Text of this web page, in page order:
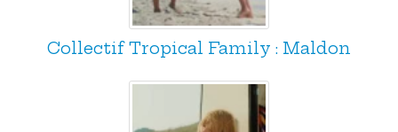
Collectif Tropical Family : Maldon